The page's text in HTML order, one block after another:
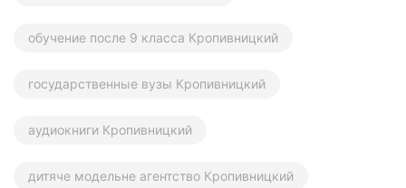
обучение после 9 класса Кропивницкий
государственные вузы Кропивницкий
аудиокниги Кропивницкий
дитяче модельне агентство Кропивницкий